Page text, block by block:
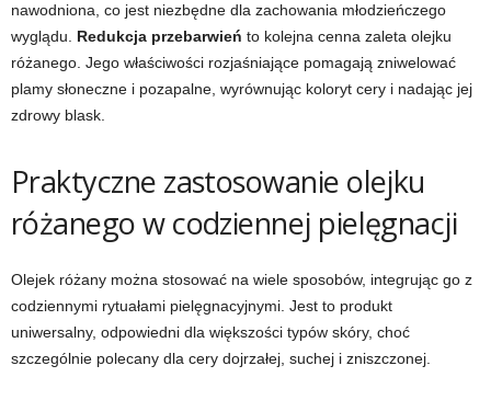
nawodniona, co jest niezbędne dla zachowania młodzieńczego
wyglądu. Redukcja przebarwień to kolejna cenna zaleta olejku
różanego. Jego właściwości rozjaśniające pomagają zniwelować
plamy słoneczne i pozapalne, wyrównując koloryt cery i nadając jej
zdrowy blask.
Praktyczne zastosowanie olejku
różanego w codziennej pielęgnacji
Olejek różany można stosować na wiele sposobów, integrując go z
codziennymi rytuałami pielęgnacyjnymi. Jest to produkt
uniwersalny, odpowiedni dla większości typów skóry, choć
szczególnie polecany dla cery dojrzałej, suchej i zniszczonej.